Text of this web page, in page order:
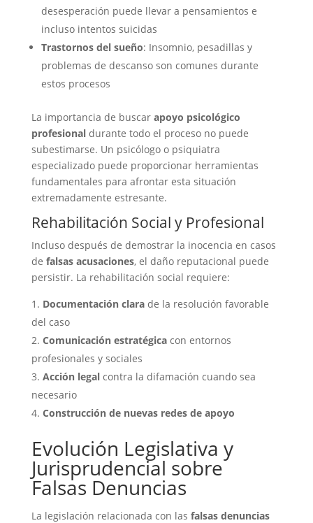
desesperación puede llevar a pensamientos e
incluso intentos suicidas
Trastornos del sueño: Insomnio, pesadillas y
problemas de descanso son comunes durante
estos procesos
La importancia de buscar apoyo psicológico
profesionaldurante todo el proceso no puede
subestimarse. Un psicólogo o psiquiatra
especializado puede proporcionar herramientas
fundamentales para afrontar esta situación
extremadamente estresante.
Rehabilitación Social y Profesional
Incluso después de demostrar la inocencia en casos
de falsas acusaciones, el daño reputacional puede
persistir. La rehabilitación social requiere:
Documentación clarade la resolución favorable
del caso
Comunicación estratégicacon entornos
profesionales y sociales
Acción legalcontra la difamación cuando sea
necesario
Construcción de nuevas redes de apoyo
Evolución Legislativa y
Jurisprudencial sobre
Falsas Denuncias
La legislación relacionada con las falsas denuncias